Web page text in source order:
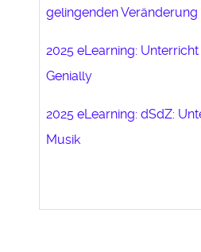
gelingenden Veränderung
2025 eLearning:
Genially
2025 eLearning: dSdZ:
Musik